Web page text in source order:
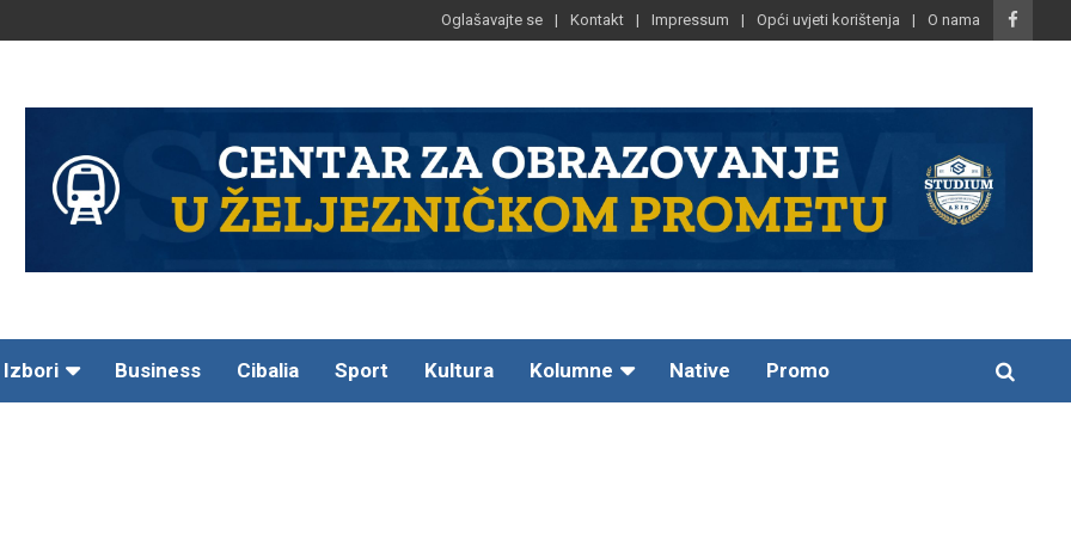
Oglašavajte se Kontakt Impressum Opći uvjeti korištenja O nama
Izbori Business Cibalia Sport Kultura Kolumne Native Promo